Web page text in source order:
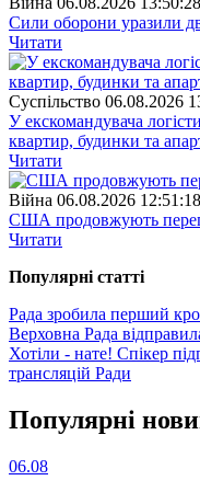
Сили оборони уразили
Читати
Суспiльство 06.08.2026
У екскомандувача
квартир, будинки та
Читати
Війна 06.08.2026 12:51:18
США продовжують
Читати
Популярнi статтi
Рада зробила перший
Верховна Рада
Хотіли - нате! Спікер
трансляцій Ради
Популярнi
06.08